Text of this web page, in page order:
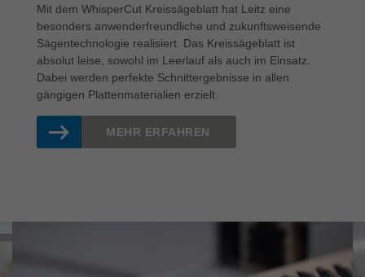
Mit dem WhisperCut Kreissägeblatt hat Leitz eine
besonders anwenderfreundliche und zukunftsweisende
Sägentechnologie realisiert. Das Kreissägeblatt ist
absolut leise, sowohl im Leerlauf als auch im Einsatz.
Dabei werden perfekte Schnittergebnisse in allen
gängigen Plattenmaterialien erzielt.
MEHR ERFAHREN